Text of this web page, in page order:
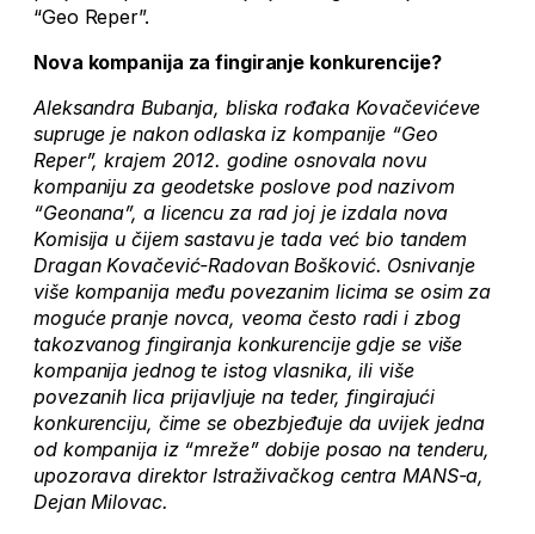
“Geo Reper”.
Nova kompanija za fingiranje konkurencije?
Aleksandra Bubanja, bliska rođaka Kovačevićeve
supruge je nakon odlaska iz kompanije “Geo
Reper”, krajem 2012. godine osnovala novu
kompaniju za geodetske poslove pod nazivom
“Geonana”, a licencu za rad joj je izdala nova
Komisija u čijem sastavu je tada već bio tandem
Dragan Kovačević-Radovan Bošković. Osnivanje
više kompanija među povezanim licima se osim za
moguće pranje novca, veoma često radi i zbog
takozvanog fingiranja konkurencije gdje se više
kompanija jednog te istog vlasnika, ili više
povezanih lica prijavljuje na teder, fingirajući
konkurenciju, čime se obezbjeđuje da uvijek jedna
od kompanija iz “mreže” dobije posao na tenderu,
upozorava direktor Istraživačkog centra MANS-a,
Dejan Milovac.